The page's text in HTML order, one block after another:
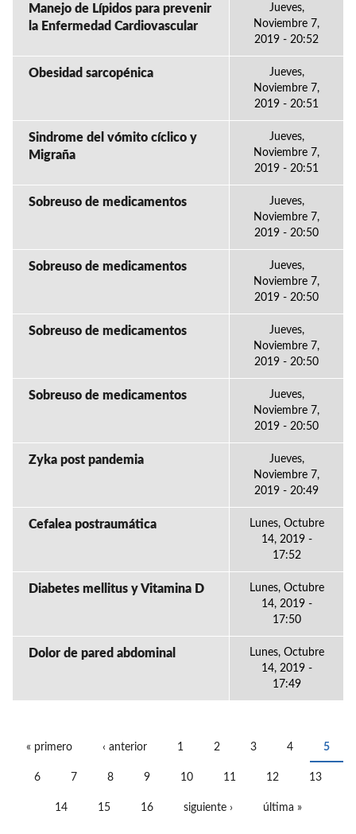
Manejo de Lípidos para prevenir
la Enfermedad Cardiovascular
Jueves,
Noviembre 7,
2019 - 20:52
Obesidad sarcopénica
Jueves,
Noviembre 7,
2019 - 20:51
Sindrome del vómito cíclico y
Migraña
Jueves,
Noviembre 7,
2019 - 20:51
Sobreuso de medicamentos
Jueves,
Noviembre 7,
2019 - 20:50
Sobreuso de medicamentos
Jueves,
Noviembre 7,
2019 - 20:50
Sobreuso de medicamentos
Jueves,
Noviembre 7,
2019 - 20:50
Sobreuso de medicamentos
Jueves,
Noviembre 7,
2019 - 20:50
Zyka post pandemia
Jueves,
Noviembre 7,
2019 - 20:49
Cefalea postraumática
Lunes, Octubre
14, 2019 -
17:52
Diabetes mellitus y Vitamina D
Lunes, Octubre
14, 2019 -
17:50
Dolor de pared abdominal
Lunes, Octubre
14, 2019 -
17:49
« primero ‹ anterior 1 2 3 4 5
6 7 8 9 10 11 12 13
14 15 16 siguiente › última »